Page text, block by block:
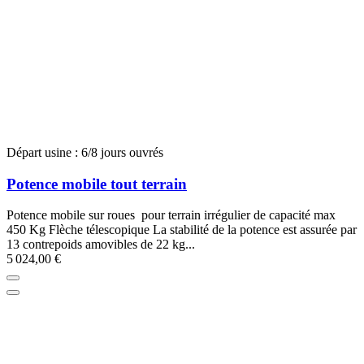
Départ usine : 6/8 jours ouvrés
Potence mobile tout terrain
Potence mobile sur roues pour terrain irrégulier de capacité max
450 Kg Flèche télescopique La stabilité de la potence est assurée par
13 contrepoids amovibles de 22 kg...
5 024,00 €